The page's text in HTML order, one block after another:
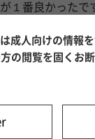
１番良かったで
成人向けの情報を
の閲覧を固くお断